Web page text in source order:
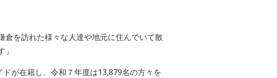
を訪れた様々な人達や地元に住んでいて散
ドが在籍し、 令和７年度は13,879名の方々を